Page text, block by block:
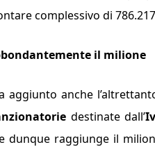
complessivo di
il milione
aggiunto anche
destinate dall’
dunque raggiunge il